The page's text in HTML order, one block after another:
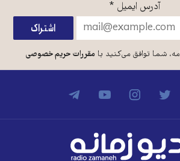
آدرس ایمیل *
شما توافق می‌کنید بامقررات حریم خصوصی